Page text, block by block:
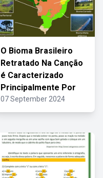
O Bioma Brasileiro
Retratado Na Canção
é Caracterizado
Principalmente Por
07 September 2024